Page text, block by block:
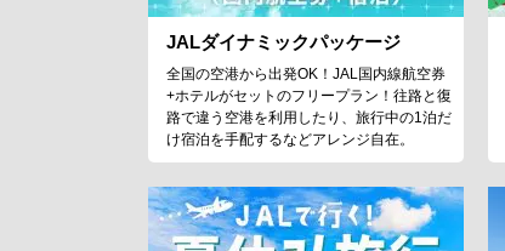
JALダイナミックパッケージ
全国の空港から出発OK！JAL国内線航空券
+ホテルがセットのフリープラン！往路と復
路で違う空港を利用したり、旅行中の1泊だ
け宿泊を手配するなどアレンジ自在。